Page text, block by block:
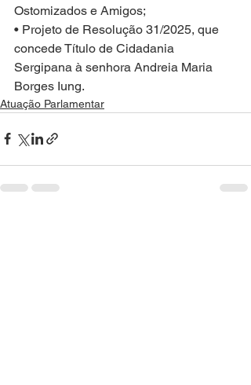
Ostomizados e Amigos;
• Projeto de Resolução 31/2025, que
concede Título de Cidadania
Sergipana à senhora Andreia Maria
Borges Iung.
Atuação Parlamentar